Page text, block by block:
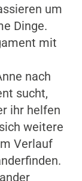
um
Dinge.
mit
nach
sucht,
ihr helfen
weitere
Verlauf